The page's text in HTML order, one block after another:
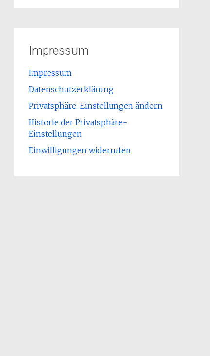
Impressum
Impressum
Datenschutzerklärung
Privatsphäre-Einstellungen ändern
Historie der Privatsphäre-
Einstellungen
Einwilligungen widerrufen